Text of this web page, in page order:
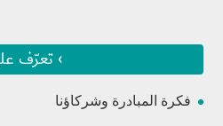
› تعرّف
فكرة المبادرة وشركاؤنا